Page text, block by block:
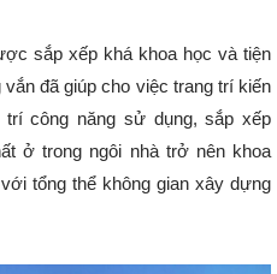
sắp xếp khá khoa học và tiện
đã giúp cho việc trang trí kiến
công năng sử dụng, sắp xếp
ở trong ngôi nhà trở nên khoa
tổng thể không gian xây dựng